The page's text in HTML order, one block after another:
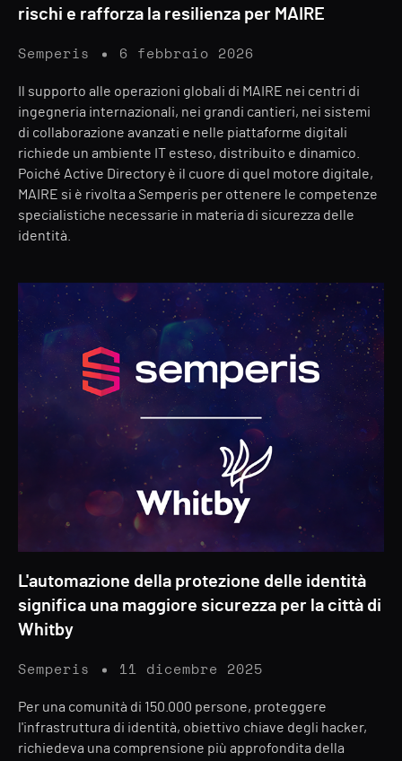
rischi e rafforza la resilienza per MAIRE
Semperis 6 febbraio 2026
Il supporto alle operazioni globali di MAIRE nei centri di
ingegneria internazionali, nei grandi cantieri, nei sistemi
di collaborazione avanzati e nelle piattaforme digitali
richiede un ambiente IT esteso, distribuito e dinamico.
Poiché Active Directory è il cuore di quel motore digitale,
MAIRE si è rivolta a Semperis per ottenere le competenze
specialistiche necessarie in materia di sicurezza delle
identità.
L'automazione della protezione delle identità
significa una maggiore sicurezza per la città di
Whitby
Semperis 11 dicembre 2025
Per una comunità di 150.000 persone, proteggere
l'infrastruttura di identità, obiettivo chiave degli hacker,
richiedeva una comprensione più approfondita della